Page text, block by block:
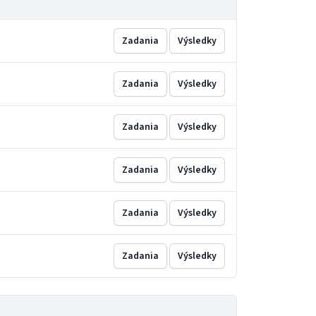
Zadania Výsledky
Zadania Výsledky
Zadania Výsledky
Zadania Výsledky
Zadania Výsledky
Zadania Výsledky